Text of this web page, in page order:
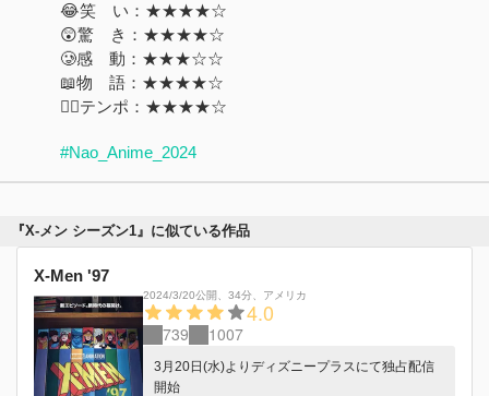
😂笑 い：★★★★☆
😲驚 き：★★★★☆
🥲感 動：★★★☆☆
📖物 語：★★★★☆
🏃‍♂️テンポ：★★★★☆
#Nao_Anime_2024
『X-メン シーズン1』に似ている作品
X-Men '97
2024/3/20公開 34分 アメリカ
4.0
739 1007
3月20日(水)よりディズニープラスにて独占配信
開始